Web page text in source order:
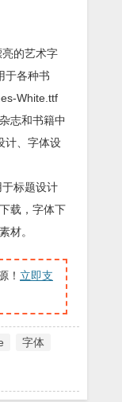
的艺术字
于各种书
White.ttf
志和书籍中
计、字体设
标题设计
载，字体下
材。
！ 立即支
字体